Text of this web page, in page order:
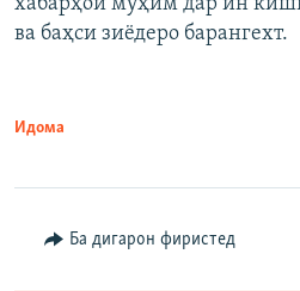
720p
ва баҳси зиёдеро барангехт.
Идома
Ба дигарон фиристед